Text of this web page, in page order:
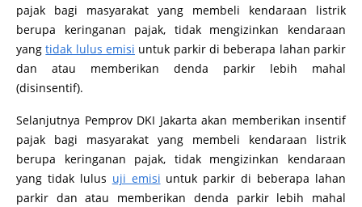
pajak bagi masyarakat yang membeli kendaraan listrik
berupa keringanan pajak, tidak mengizinkan kendaraan
yangtidak lulus emisi untuk parkir di beberapa lahan parkir
dan atau memberikan denda parkir lebih mahal
(disinsentif).
Selanjutnya Pemprov DKI Jakarta akan memberikan insentif
pajak bagi masyarakat yang membeli kendaraan listrik
berupa keringanan pajak, tidak mengizinkan kendaraan
yang tidak lulus uji emisi untuk parkir di beberapa lahan
parkir dan atau memberikan denda parkir lebih mahal